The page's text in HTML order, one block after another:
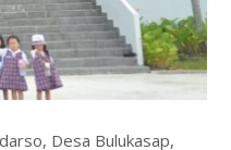
Desa Bulukasap,